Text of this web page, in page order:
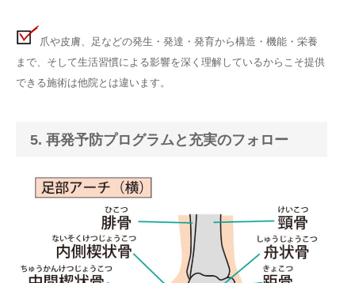
爪や皮膚、足などの発生・発達・発育から構造・機能・栄養
まで、そして生活習慣による影響を深く理解しているからこそ提供
できる施術は他院とは違います。
5. 再発予防プログラムと充実のフォロー